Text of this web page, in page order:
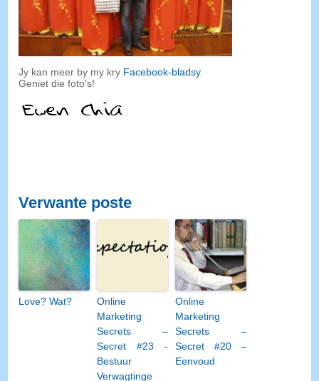
Jy kan meer by my kry Facebook-bladsy.
Geniet die foto's!
Verwante poste
Love? Wat?
Online
Marketing
Secrets –
Secret #23 -
Bestuur
Verwagtinge
Online
Marketing
Secrets –
Secret #20 –
Eenvoud